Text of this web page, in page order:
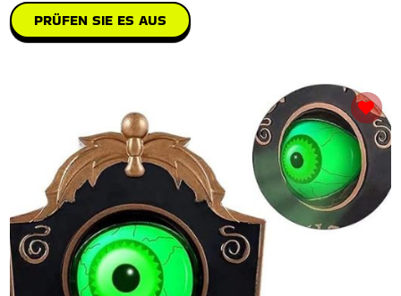
PRÜFEN SIE ES AUS